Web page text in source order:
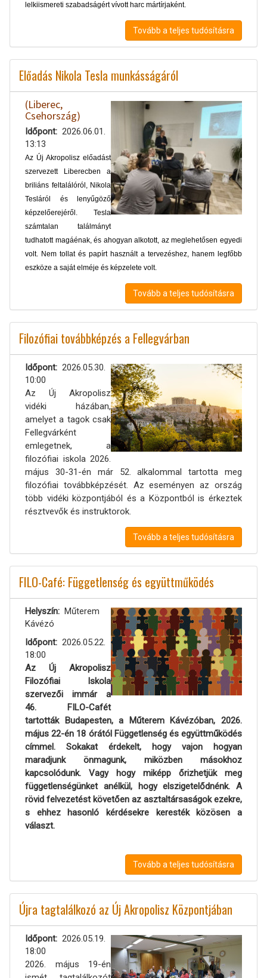
lelkiismereti szabadságért vívott harc mártírjaként.
Tovább a teljes tudósításra
Előadás Nikola Tesla munkásságáról
(Liberec,
Csehország)
Időpont
2026.06.01.
13:13
Az Új Akropolisz előadást
szervezett Liberecben a
briliáns feltalálóról, Nikola
Tesláról és lenyűgöző
képzelőerejéről. Tesla
számtalan találmányt
tudhatott magáénak, és ahogyan alkotott, az meglehetősen egyedi
volt. Nem tollat és papírt használt a tervezéshez, hanem legfőbb
eszköze a saját elméje és képzelete volt.
Tovább a teljes tudósításra
Filozófiai továbbképzés a Fellegvárban
Időpont
2026.05.30.
10:00
Az Új Akropolisz
vidéki házában,
amelyet a tagok csak
Fellegvárként
emlegetnek, a
filozófiai iskola 2026.
május 30-31-én már 52. alkalommal tartotta meg
filozófiai továbbképzését. Az eseményen az ország
több vidéki központjából és a Központból is érkeztek
résztvevők és instruktorok.
Tovább a teljes tudósításra
FILO-Café: Függetlenség és együttműködés
Helyszín
Műterem
Kávézó
Időpont
2026.05.22.
18:00
Az Új Akropolisz
Filozófiai Iskola
szervezői immár a
46. FILO-Cafét
tartották Budapesten, a Műterem Kávézóban, 2026.
május 22-én 18 órától Függetlenség és együttműködés
címmel. Sokakat érdekelt, hogy vajon hogyan
maradjunk önmagunk, miközben másokhoz
kapcsolódunk. Vagy hogy miképp őrizhetjük meg
függetlenségünket anélkül, hogy elszigetelődnénk. A
rövid felvezetést követően az asztaltársaságok ezekre,
s ehhez hasonló kérdésekre keresték közösen a
választ.
Tovább a teljes tudósításra
Újra tagtalálkozó az Új Akropolisz Központjában
Időpont
2026.05.19.
18:00
2026. május 19-én